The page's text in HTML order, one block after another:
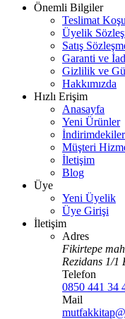
Önemli Bilgiler
Teslimat
Üyelik
Satış
Garanti ve
Gizlilik ve
Hakkımızda
Hızlı Erişim
Anasayfa
Yeni Ürünler
İndirimdekiler
Müşteri
İletişim
Blog
Üye
Yeni Üyelik
Üye Girişi
İletişim
Adres
Fikirtepe
Rezidans 1/1
Telefon
0850 441 34
Mail